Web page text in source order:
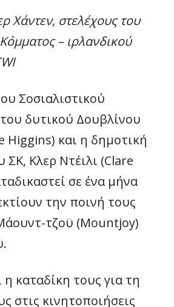
Χάντεν, στελέχους του
– ιρλανδικού
Σοσιαλιστικού
δυτικού Δουβλίνου
Higgins) και η δημοτική
Κλερ Ντέιλι (Clare
σε ένα μήνα
την ποινή τους
τζοϋ (Μountjoy)
καταδίκη τους για τη
στις κινητοποιήσεις